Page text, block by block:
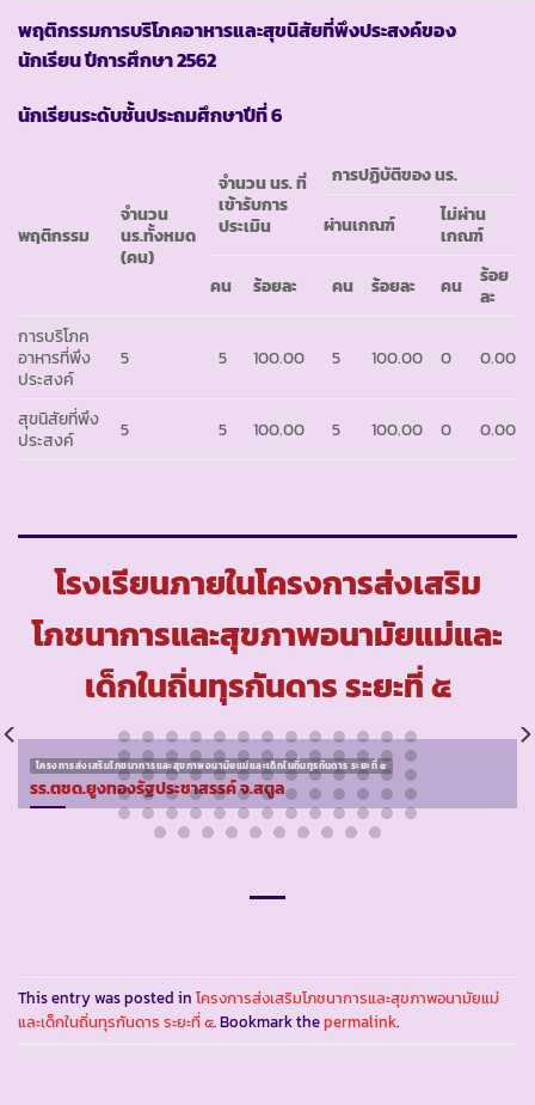
พฤติกรรมการบริโภคอาหารและสุขนิสัยที่พึงประสงค์ของ
นักเรียน ปีการศึกษา 2562
นักเรียนระดับชั้นประถมศึกษาปีที่ 6
พฤติกรรม
จำนวน
นร.ทั้งหมด
(คน)
จำนวน นร. ที่
เข้ารับการ
ประเมิน
การปฏิบัติของ นร.
ผ่านเกณฑ์
ไม่ผ่าน
เกณฑ์
คน
ร้อยละ คน ร้อยละ คน
ร้อย
ละ
การบริโภค
อาหารที่พึง
ประสงค์
5 5 100.00 5 100.00 0 0.00
สุขนิสัยที่พึง
ประสงค์
5 5 100.00 5 100.00 0 0.00
โรงเรียนภายในโครงการส่งเสริม
โภชนาการและสุขภาพอนามัยแม่และ
เด็กในถิ่นทุรกันดาร ระยะที่ ๕
โครงการส่งเสริมโภชนาการและสุขภาพอนามัยแม่และเด็กในถิ่นทุรกันดาร ระยะที่ ๕
รร.ตชด.ยูงทองรัฐประชาสรรค์ จ.สตูล
This entry was posted in โครงการส่งเสริมโภชนาการและสุขภาพอนามัยแม่
และเด็กในถิ่นทุรกันดาร ระยะที่ ๕. Bookmark thepermalink.